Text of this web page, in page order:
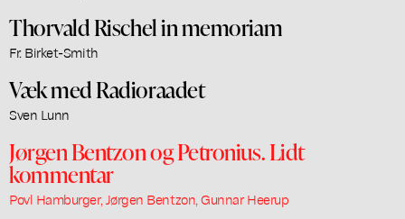
Thorvald Rischel in memoriam
Fr. Birket-Smith
Væk med Radioraadet
Sven Lunn
Jørgen Bentzon og Petronius. Lidt
kommentar
Povl Hamburger, Jørgen Bentzon, Gunnar Heerup